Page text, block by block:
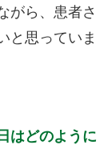
がら、患者さ
と思っていま
はどのように